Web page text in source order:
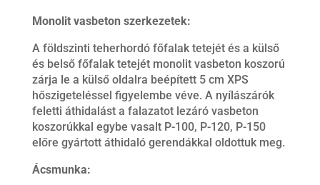
Monolit vasbeton szerkezetek:
A földszinti teherhordó főfalak tetejét és a külső
és belső főfalak tetejét monolit vasbeton koszorú
zárja le a külső oldalra beépített 5 cm XPS
hőszigeteléssel figyelembe véve. A nyílászárók
feletti áthidalást a falazatot lezáró vasbeton
koszorúkkal egybe vasalt P-100, P-120, P-150
előre gyártott áthidaló gerendákkal oldottuk meg.
Ácsmunka: